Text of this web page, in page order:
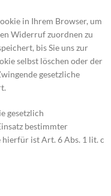
in Ihrem Browser, um
Widerruf zuordnen zu
bis Sie uns zur
selbst löschen oder der
gesetzliche
gesetzlich
bestimmter
hierfür ist Art. 6 Abs. 1 lit. c